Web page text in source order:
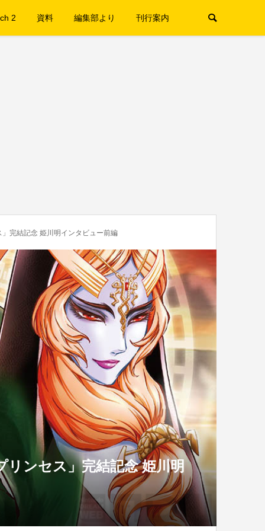
2 資料 編集部より 刊行案内
完結記念 姫川明インタビュー前編
ンセス」完結記念 姫川明